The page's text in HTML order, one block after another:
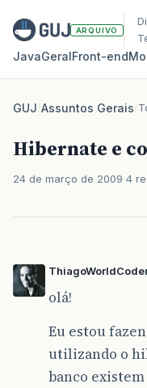
ARQUIVO
JavaGeralFront‑end
GUJ/Assuntos Gerais/
Hibernate e
24 de março de 2009 4
olá!
Eu estou
utilizando o
banco